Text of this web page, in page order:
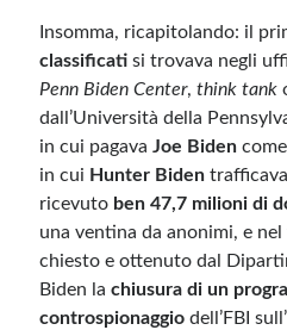
Insomma, ricapitolando: il
classificati si trovava negli
Penn Biden Center,think tank
dall’Università della
in cui pagavaJoe Biden
in cui Hunter Biden
ricevuto ben 47,7 milioni di
una ventina da anonimi, e
chiesto e ottenuto dal
Biden lachiusura di un
controspionaggio dell’FBI